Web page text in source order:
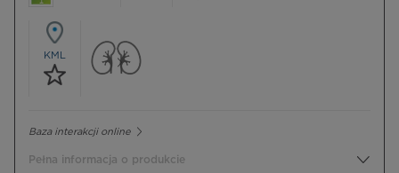
KML
Baza interakcji online
Pełna informacja o produkcie